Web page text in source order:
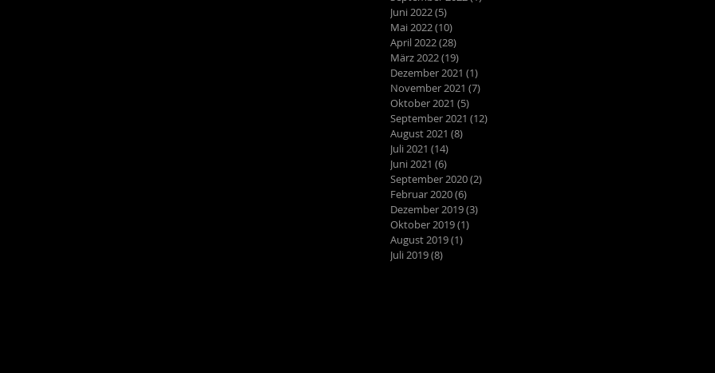
Juni 2022(5)
Mai 2022(10)
April 2022(28)
März 2022(19)
Dezember 2021 (1)
November 2021 (7)
Oktober 2021 (5)
September 2021 (12)
August 2021 (8)
Juli 2021 (14)
Juni 2021 (6)
September 2020(2)
Februar 2020(6)
Dezember 2019(3)
Oktober 2019(1)
August 2019(1)
Juli 2019(8)